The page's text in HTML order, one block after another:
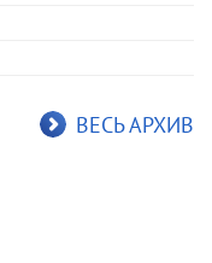
ВЕСЬ АРХИВ